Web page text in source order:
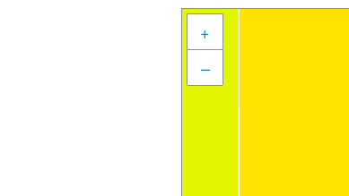
+
–